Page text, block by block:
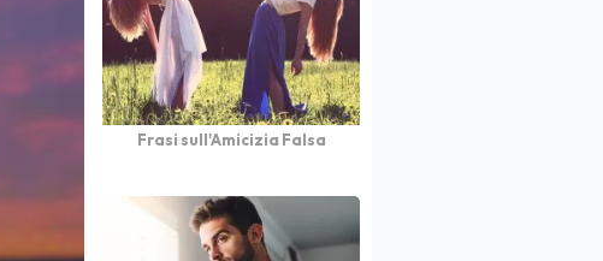
Frasi sull'Amicizia Falsa